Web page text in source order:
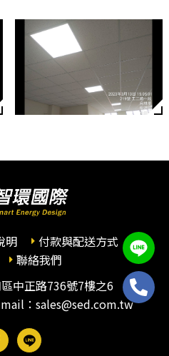
明
付款與配送方式
聯絡我們
中正路736號7樓之6
：sales@sed.com.tw